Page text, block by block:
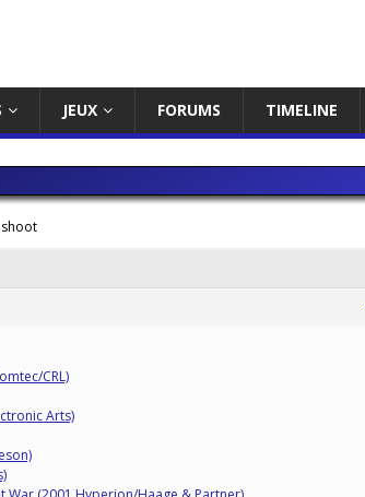
JEUX FORUMS TIMELINE
CRL)
Arts)